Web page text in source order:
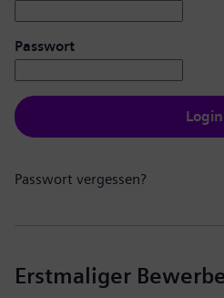
Passwort
Login
Passwort vergessen?
Erstmaliger